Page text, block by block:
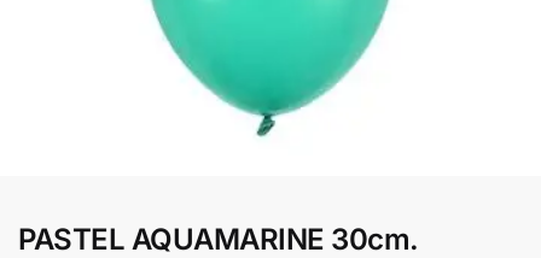
PASTEL AQUAMARINE 30cm.